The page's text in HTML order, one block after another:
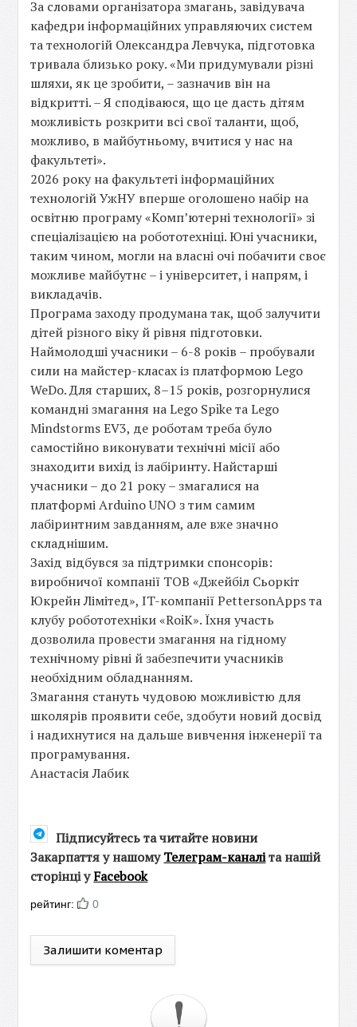
За словами організатора змагань, завідувача
кафедри інформаційних управляючих систем
та технологій Олександра Левчука, підготовка
тривала близько року. «Ми придумували різні
шляхи, як це зробити, – зазначив він на
відкритті. – Я сподіваюся, що це дасть дітям
можливість розкрити всі свої таланти, щоб,
можливо, в майбутньому, вчитися у нас на
факультеті».
2026 року на факультеті інформаційних
технологій УжНУ вперше оголошено набір на
освітню програму «Комп’ютерні технології» зі
спеціалізацією на робототехніці. Юні учасники,
таким чином, могли на власні очі побачити своє
можливе майбутнє – і університет, і напрям, і
викладачів.
Програма заходу продумана так, щоб залучити
дітей різного віку й рівня підготовки.
Наймолодші учасники – 6-8 років – пробували
сили на майстер-класах із платформою Lego
WeDo. Для старших, 8–15 років, розгорнулися
командні змагання на Lego Spike та Lego
Mindstorms EV3, де роботам треба було
самостійно виконувати технічні місії або
знаходити вихід із лабіринту. Найстарші
учасники – до 21 року – змагалися на
платформі Arduino UNO з тим самим
лабіринтним завданням, але вже значно
складнішим.
Захід відбувся за підтримки спонсорів:
виробничої компанії ТОВ «Джейбіл Сьоркіт
Юкрейн Лімітед», IT-компанії PettersonApps та
клубу робототехніки «RoiK». Їхня участь
дозволила провести змагання на гідному
технічному рівні й забезпечити учасників
необхідним обладнанням.
Змагання стануть чудовою можливістю для
школярів проявити себе, здобути новий досвід
і надихнутися на дальше вивчення інженерії та
програмування.
Анастасія Лабик
Підписуйтесь та читайте новини
Закарпаття у нашомуТелеграм-каналіта нашій
сторінці уFacebook
рейтинг: 0
Залишити коментар